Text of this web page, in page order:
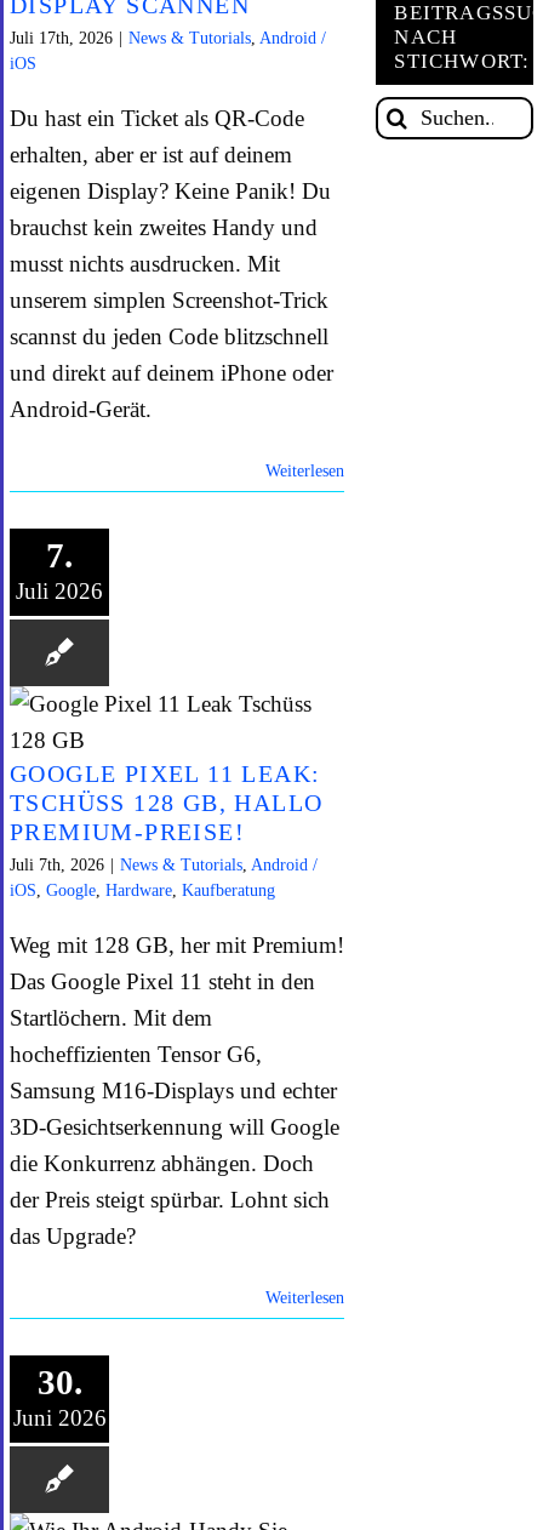
HILFE
Juli 17th, 2026 | News & Tutorials Android /
iOS
Du hast ein Ticket als QR-Code
erhalten, aber er ist auf deinem
eigenen Display? Keine Panik! Du
brauchst kein zweites Handy und
musst nichts ausdrucken. Mit
unserem simplen Screenshot-Trick
scannst du jeden Code blitzschnell
und direkt auf deinem iPhone oder
Android-Gerät.
Weiterlesen
7.
Juli 2026
GOOGLE PIXEL 11 LEAK:
TSCHÜSS 128 GB, HALLO
PREMIUM-PREISE!
Juli 7th, 2026 | News & Tutorials Android /
iOS Google Hardware Kaufberatung
Weg mit 128 GB, her mit Premium!
Das Google Pixel 11 steht in den
Startlöchern. Mit dem
hocheffizienten Tensor G6,
Samsung M16-Displays und echter
3D-Gesichtserkennung will Google
die Konkurrenz abhängen. Doch
der Preis steigt spürbar. Lohnt sich
das Upgrade?
Weiterlesen
30.
Juni 2026
NACH
STICHWORT:
Suche